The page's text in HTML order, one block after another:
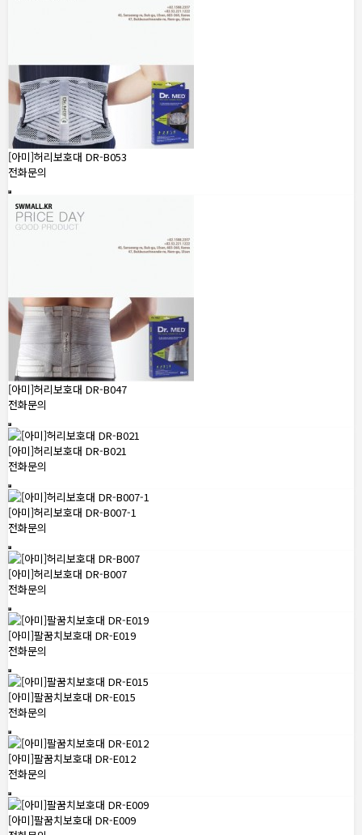
[아미]허리보호대 DR-B053
전화문의
[아미]허리보호대 DR-B047
전화문의
[아미]허리보호대 DR-B021
전화문의
[아미]허리보호대 DR-B007-1
전화문의
[아미]허리보호대 DR-B007
전화문의
[아미]팔꿈치보호대 DR-E019
전화문의
[아미]팔꿈치보호대 DR-E015
전화문의
[아미]팔꿈치보호대 DR-E012
전화문의
[아미]팔꿈치보호대 DR-E009